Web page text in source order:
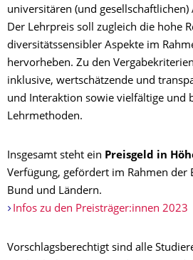
universitären (und gesellschaftlichen)
Der Lehrpreis soll zugleich die hohe
diversitätssensibler Aspekte im
hervorheben. Zu den
inklusive, wertschätzende und
und Interaktion sowie vielfältige und
Lehrmethoden.
Insgesamt steht ein Preisgeld in
Verfügung, gefördert im Rahmen der
Bund und Ländern.
Infos zu den Preisträger:innen 2023
Vorschlagsberechtigt sind alle